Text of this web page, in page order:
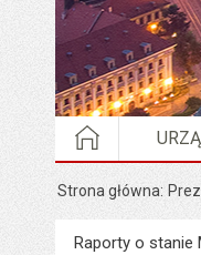
STRONA
Strona główna
MenuPrezydent
Raporty o stanie